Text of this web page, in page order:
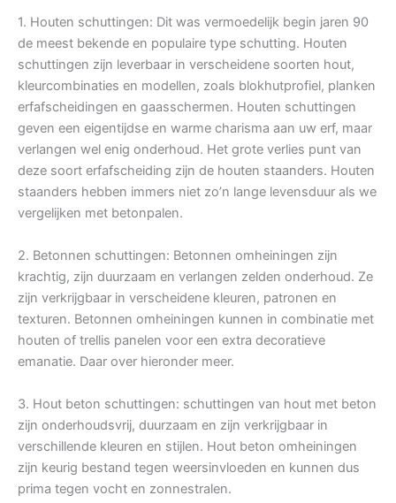
1. Houten schuttingen: Dit was vermoedelijk begin jaren 90
de meest bekende en populaire type schutting. Houten
schuttingen zijn leverbaar in verscheidene soorten hout,
kleurcombinaties en modellen, zoals blokhutprofiel, planken
erfafscheidingen en gaasschermen. Houten schuttingen
geven een eigentijdse en warme charisma aan uw erf, maar
verlangen wel enig onderhoud. Het grote verlies punt van
deze soort erfafscheiding zijn de houten staanders. Houten
staanders hebben immers niet zo’n lange levensduur als we
vergelijken met betonpalen.
2. Betonnen schuttingen: Betonnen omheiningen zijn
krachtig, zijn duurzaam en verlangen zelden onderhoud. Ze
zijn verkrijgbaar in verscheidene kleuren, patronen en
texturen. Betonnen omheiningen kunnen in combinatie met
houten of trellis panelen voor een extra decoratieve
emanatie. Daar over hieronder meer.
3. Hout beton schuttingen: schuttingen van hout met beton
zijn onderhoudsvrij, duurzaam en zijn verkrijgbaar in
verschillende kleuren en stijlen. Hout beton omheiningen
zijn keurig bestand tegen weersinvloeden en kunnen dus
prima tegen vocht en zonnestralen.